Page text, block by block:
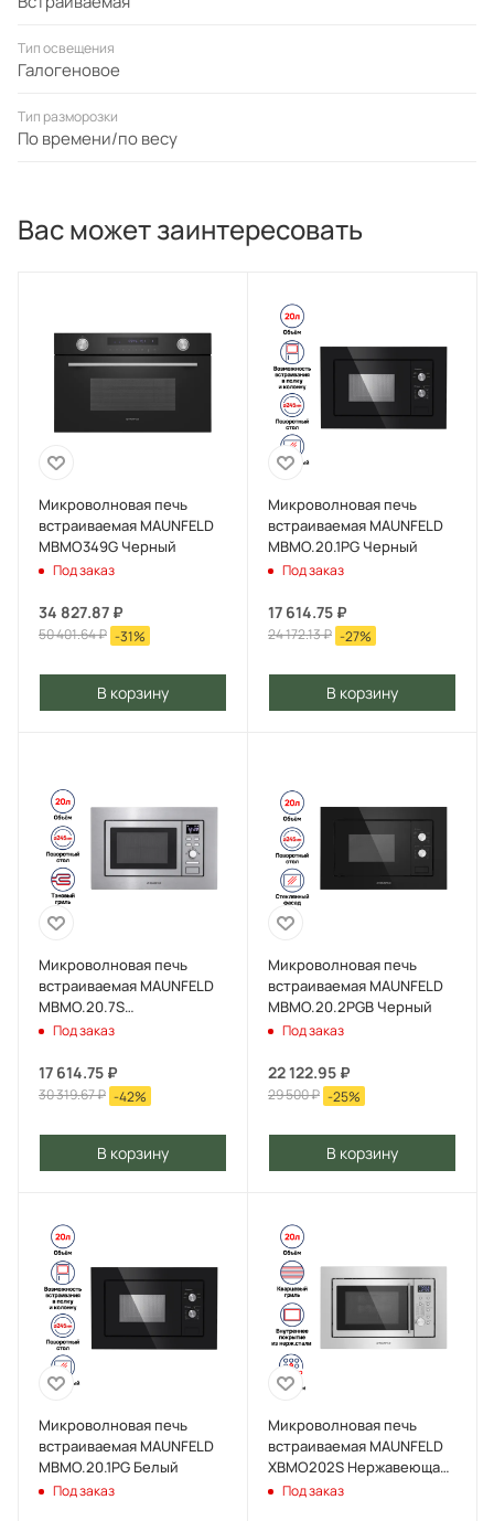
Тип освещения
Галогеновое
Тип разморозки
По времени/по весу
Вас может заинтересовать
Микроволновая печь
встраиваемая MAUNFELD
MBMO349G Черный
Под заказ
34 827.87 ₽
50 401.64₽ -31%
В корзину
Микроволновая печь
встраиваемая MAUNFELD
MBMO.20.1PG Черный
Под заказ
17 614.75 ₽
24 172.13₽ -27%
В корзину
Микроволновая печь
встраиваемая MAUNFELD
MBMO.20.7S
Нержавеющая сталь
Под заказ
17 614.75 ₽
30 319.67₽ -42%
В корзину
Микроволновая печь
встраиваемая MAUNFELD
MBMO.20.2PGB Черный
Под заказ
22 122.95 ₽
29 500₽ -25%
В корзину
Микроволновая печь
встраиваемая MAUNFELD
MBMO.20.1PG Белый
Под заказ
Микроволновая печь
встраиваемая MAUNFELD
XBMO202S Нержавеющая
сталь
Под заказ